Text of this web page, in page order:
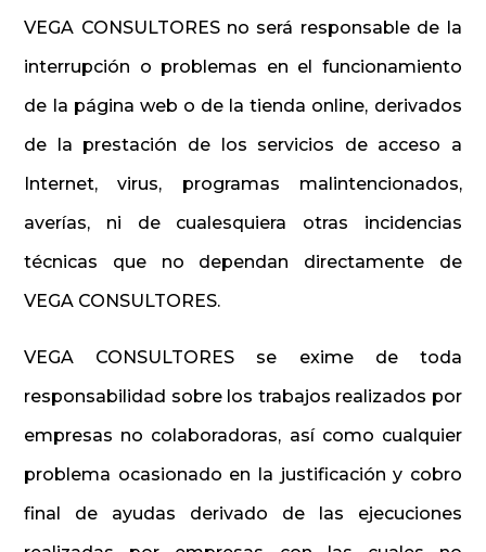
VEGA CONSULTORES no será responsable de la
interrupción o problemas en el funcionamiento
de la página web o de la tienda online, derivados
de la prestación de los servicios de acceso a
Internet, virus, programas malintencionados,
averías, ni de cualesquiera otras incidencias
técnicas que no dependan directamente de
VEGA CONSULTORES.
VEGA CONSULTORES se exime de toda
responsabilidad sobre los trabajos realizados por
empresas no colaboradoras, así como cualquier
problema ocasionado en la justificación y cobro
final de ayudas derivado de las ejecuciones